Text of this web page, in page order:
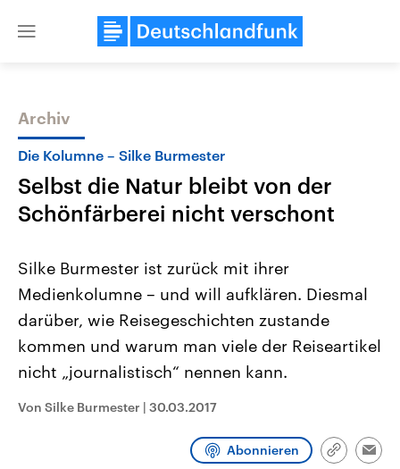
Close
Themen
Landtagswahl Sachsen-Anhalt
2026
Alle Informationen
Sachsen-Anhalt wählt am 6.
September 2026 einen neuen
Landtag. Seit 2021 wird das
CDU, SPD und FDP regiert.-
Wahlprogramme, aktuelle Berichte
und Hintergründe zu den Parteien
Aktuelle Beiträge,
Hintergründe
Wirtschaftlich und
gehören die Vereinigten
den mächtigsten Ländern
Programm Podcasts
Archiv
Die Kolumne – Silke Burmester
Selbst die Natur bleibt von der
Schönfärberei nicht verschont
Silke Burmester ist zurück mit ihrer
Medienkolumne – und will aufklären. Diesmal
darüber, wie Reisegeschichten zustande
kommen und warum man viele der Reiseartikel
nicht „journalistisch“ nennen kann.
Von Silke Burmester | 30.03.2017
Abonnieren
Link